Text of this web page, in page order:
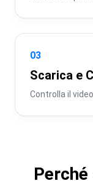
03
Scarica e
Controlla il